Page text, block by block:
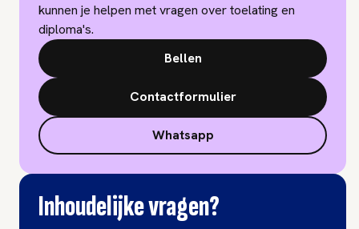
kunnen je helpen met vragen over toelating en
diploma's.
Bellen
Contactformulier
Whatsapp
Inhoudelijke vragen?